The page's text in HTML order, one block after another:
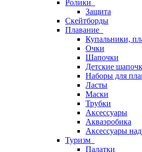
Ролики
Защита
Скейтборды
Плавание
Купальники,
Очки
Шапочки
Детские
Наборы для
Ласты
Маски
Трубки
Аксессуары
Акваэробика
Аксессуары
Туризм
Палатки